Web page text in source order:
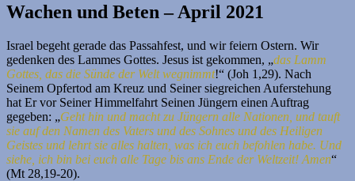
Wachen und Beten – April 2021
Israel begeht gerade das Passahfest, und wir feiern Ostern. Wir
gedenken des Lammes Gottes. Jesus ist gekommen, „das Lamm
Gottes, das die Sünde der Welt wegnimmt!“ (Joh 1,29). Nach
Seinem Opfertod am Kreuz und Seiner siegreichen Auferstehung
hat Er vor Seiner Himmelfahrt Seinen Jüngern einen Auftrag
gegeben: „Geht hin und macht zu Jüngern alle Nationen, und tauft
sie auf den Namen des Vaters und des Sohnes und des Heiligen
Geistes und lehrt sie alles halten, was ich euch befohlen habe. Und
siehe, ich bin bei euch alle Tage bis ans Ende der Weltzeit! Amen“
(Mt 28,19-20).